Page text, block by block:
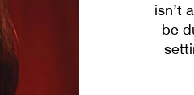
isn’t
be
TOUTES LES PHOTOS